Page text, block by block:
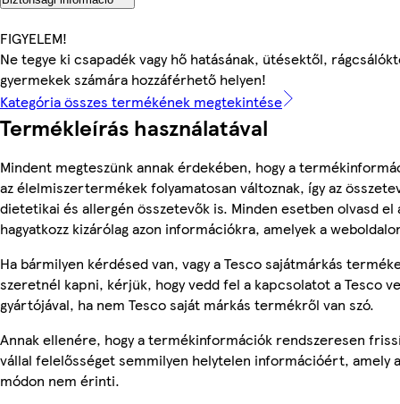
FIGYELEM!
Ne tegye ki csapadék vagy hő hatásának, ütésektől,
gyermekek számára hozzáférhető helyen!
Kategória összes termékének megtekintése
Termékleírás használatával
Mindent megteszünk annak érdekében, hogy a
az élelmiszertermékek folyamatosan változnak, így az
dietetikai és allergén összetevők is. Minden esetben olvasd
hagyatkozz kizárólag azon információkra, amelyek a
Ha bármilyen kérdésed van, vagy a Tesco sajátmárkás
szeretnél kapni, kérjük, hogy vedd fel a kapcsolatot a Tesco
gyártójával, ha nem Tesco saját márkás termékről van szó.
Annak ellenére, hogy a termékinformációk rendszeresen
vállal felelősséget semmilyen helytelen információért, amely
módon nem érinti.